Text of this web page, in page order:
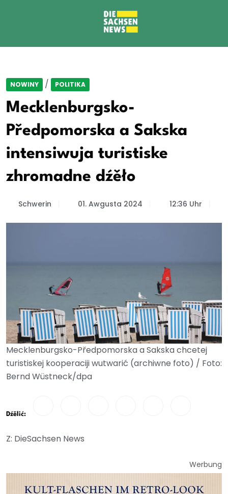
NOWINY / POLITIKA
Mecklenburgsko-
Předpomorska a Sakska
intensiwuja turistiske
zhromadne dźěło
Schwerin 01. Awgusta 2024 12:36 Uhr
Mecklenburgsko-Předpomorska a Sakska chcetej
turistiskej kooperaciji wutwarić (archiwne foto) / Foto:
Bernd Wüstneck/dpa
Dźělić:
Z: DieSachsen News
Werbung